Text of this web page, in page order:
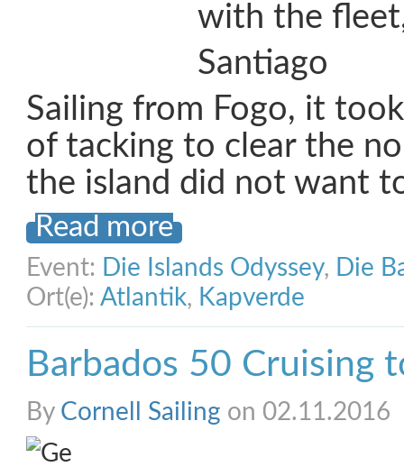
with the
Santiago
Sailing from Fogo, it
of tacking to clear the
the island did not want
Read more
Event: Die Islands Odyssey, Die
Ort(e): Atlantik, Kapverde
Barbados 50 Cruising
By Cornell Sailing on 02.11.2016